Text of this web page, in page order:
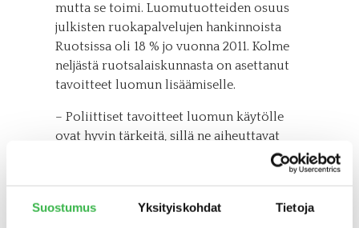
Suostumus Yksityiskohdat Tietoja
mutta se toimi. Luomutuotteiden osuus
julkisten ruokapalvelujen hankinnoista
Ruotsissa oli 18 % jo vuonna 2011. Kolme
neljästä ruotsalaiskunnasta on asettanut
tavoitteet luomun lisäämiselle.
– Poliittiset tavoitteet luomun käytölle
ovat hyvin tärkeitä, sillä ne aiheuttavat
muutoksia kulutustottumuksissa, Fröman
Poliittisen tahdon tärkeyttä korosti